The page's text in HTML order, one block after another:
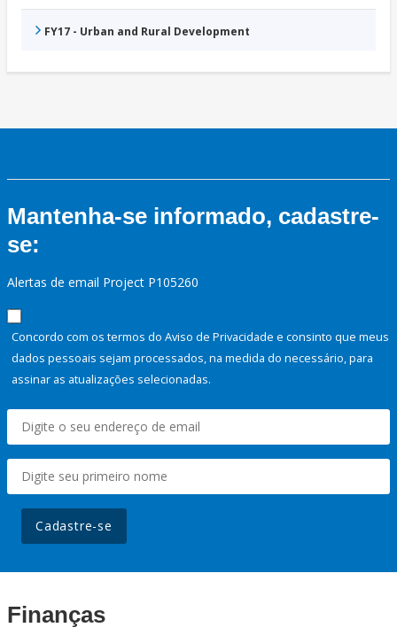
FY17 - Urban and Rural Development
Mantenha-se informado, cadastre-
se:
Alertas de email Project P105260
Concordo com os termos do Aviso de Privacidade e consinto que meus
dados pessoais sejam processados, na medida do necessário, para
assinar as atualizações selecionadas.
Cadastre-se
Finanças